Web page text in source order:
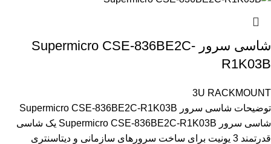
شاسی سرور Supermicro CSE-836BE2C-
R1K03B
3U RACKMOUNT
توضیحات شاسی سرور Supermicro CSE-836BE2C-R1K03B
شاسی سرور Supermicro CSE-836BE2C-R1K03B یک شاسی
قدرتمند 3 یونیت برای ساخت سرورهای سازمانی و دیتاسنتری